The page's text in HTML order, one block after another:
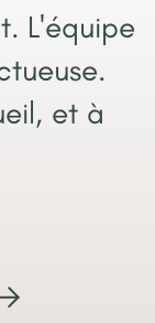
L'équipe
et à